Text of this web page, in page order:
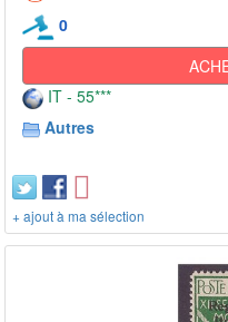
0
IT - 55***
Autres
+ ajout à ma sélection